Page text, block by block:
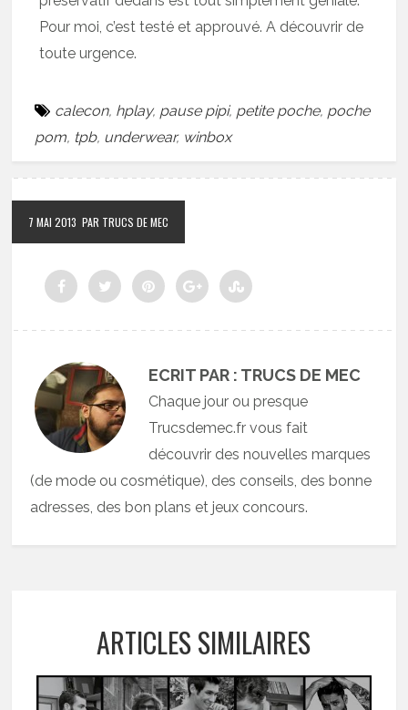
Pour moi, c’est testé et approuvé. A découvrir de
toute urgence.
calecon, hplay, pause pipi, petite poche, poche
pom, tpb, underwear, winbox
7 MAI 2013 PAR TRUCS DE MEC
ECRIT PAR : TRUCS DE MEC
Chaque jour ou presque
Trucsdemec.fr vous fait
découvrir des nouvelles marques
(de mode ou cosmétique), des conseils, des bonne
adresses, des bon plans et jeux concours.
ARTICLES SIMILAIRES